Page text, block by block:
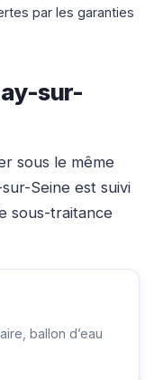
par les garanties
sur-
sous le même
Seine est suivi
sous-traitance
ballon d’eau